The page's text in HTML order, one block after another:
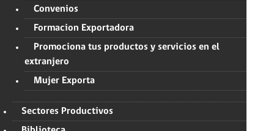
Convenios
Formacion Exportadora
Promociona tus productos y servicios en el
extranjero
Mujer Exporta
Sectores Productivos